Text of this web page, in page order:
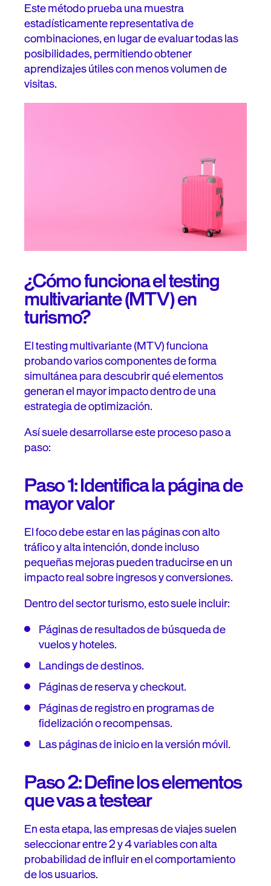
Este método prueba una muestra
estadísticamente representativa de
combinaciones, en lugar de evaluar todas las
posibilidades, permitiendo obtener
aprendizajes útiles con menos volumen de
visitas.
¿Cómo funciona el testing
multivariante (MTV) en
turismo?
El testing multivariante (MTV) funciona
probando varios componentes de forma
simultánea para descubrir qué elementos
generan el mayor impacto dentro de una
estrategia de optimización.
Así suele desarrollarse este proceso paso a
paso:
Paso 1: Identifica la página de
mayor valor
El foco debe estar en las páginas con alto
tráfico y alta intención, donde incluso
pequeñas mejoras pueden traducirse en un
impacto real sobre ingresos y conversiones.
Dentro del sector turismo, esto suele incluir:
Páginas de resultados de búsqueda de
vuelos y hoteles.
Landings de destinos.
Páginas de reserva y checkout.
Páginas de registro en programas de
fidelización o recompensas.
Las páginas de inicio en la versión móvil.
Paso 2: Define los elementos
que vas a testear
En esta etapa, las empresas de viajes suelen
seleccionar entre 2 y 4 variables con alta
probabilidad de influir en el comportamiento
de los usuarios.